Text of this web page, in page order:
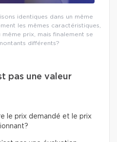
identiques dans un même
les mêmes caractéristiques,
prix, mais finalement se
différents?
pas une valeur
le prix demandé et le prix